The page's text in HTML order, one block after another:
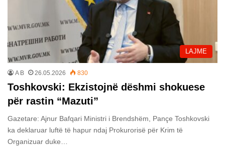
LAJME
A B 26.05.2026 830
Toshkovski: Ekzistojnë dëshmi shokuese
për rastin “Mazuti”
Gazetare: Ajnur Bafqari Ministri i Brendshëm, Pançe Toshkovski
ka deklaruar luftë të hapur ndaj Prokurorisë për Krim të
Organizuar duke…